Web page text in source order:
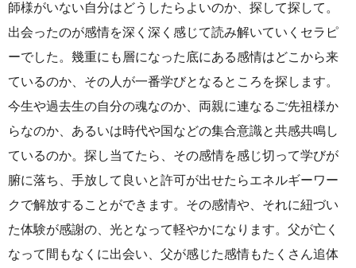
師様がいない自分はどうしたらよいのか、探して探して。
出会ったのが感情を深く深く感じて読み解いていくセラピ
ーでした。幾重にも層になった底にある感情はどこから来
ているのか、その人が一番学びとなるところを探します。
今生や過去生の自分の魂なのか、両親に連なるご先祖様か
らなのか、あるいは時代や国などの集合意識と共感共鳴し
ているのか。探し当てたら、その感情を感じ切って学びが
腑に落ち、手放して良いと許可が出せたらエネルギーワー
クで解放することができます。その感情や、それに紐づい
た体験が感謝の、光となって軽やかになります。父が亡く
なって間もなくに出会い、父が感じた感情もたくさん追体